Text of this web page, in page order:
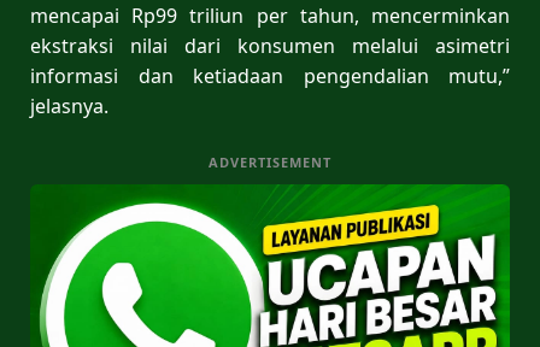
mencapai Rp99 triliun per tahun, mencerminkan
ekstraksi nilai dari konsumen melalui asimetri
informasi dan ketiadaan pengendalian mutu,”
jelasnya.
ADVERTISEMENT